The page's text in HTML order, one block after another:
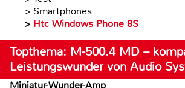
> Smartphones
> Htc Windows Phone 8S
Topthema: M-500.4 MD –
Leistungswunder von Audio
Miniatur-Wunder-Amp